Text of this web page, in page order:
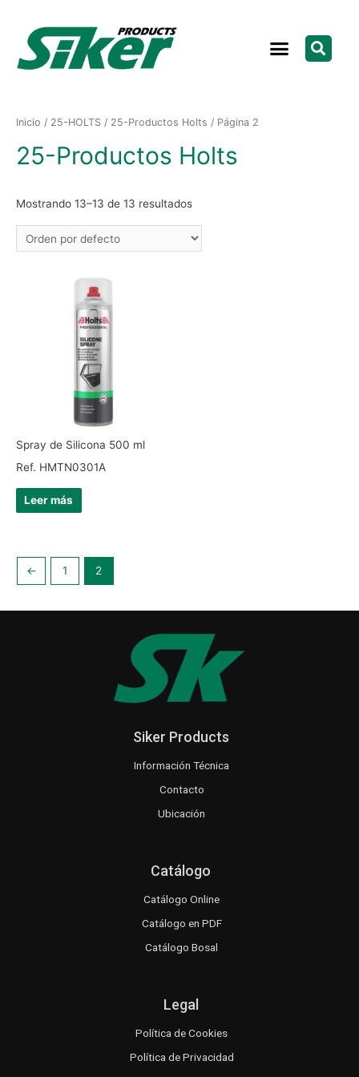
Inicio / 25-HOLTS / 25-Productos Holts / Página 2
25-Productos Holts
Mostrando 13–13 de 13 resultados
Spray de Silicona 500 ml
Ref. HMTN0301A
Leer más
← 1 2
Siker Products
Información Técnica
Contacto
Ubicación
Catálogo
Catálogo Online
Catálogo en PDF
Catálogo Bosal
Legal
Política de Cookies
Política de Privacidad